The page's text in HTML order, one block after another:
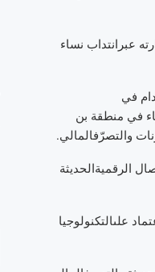
عبر انتداب نساء
في
في منطقة بن
والتصرّفالمالي.
الرقميةالحديثة
علىالتكنولوجيا